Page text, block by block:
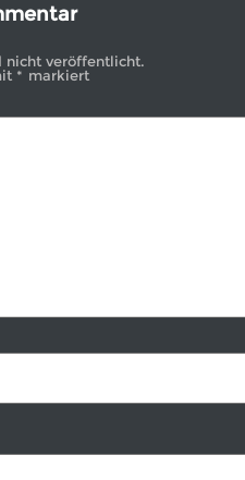
nicht veröffentlicht.
* markiert